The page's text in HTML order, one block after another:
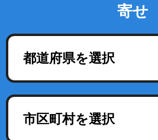
寄せ
都道府県を選択
市区町村を選択